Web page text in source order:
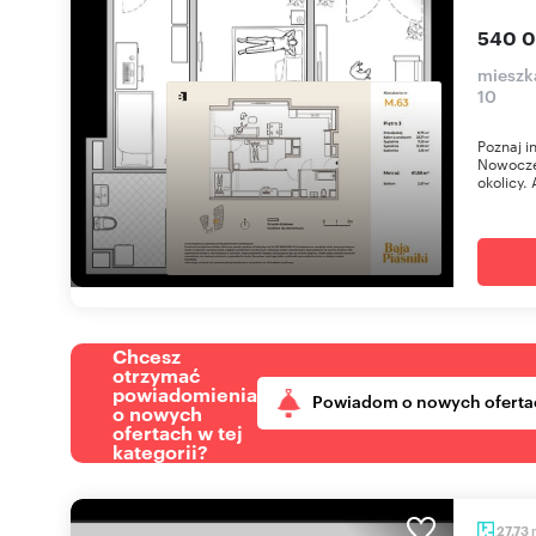
540
10
Poznaj
okolicy.
Chcesz
otrzymać
powiadomienia
o nowych
ofertach w tej
kategorii?
Powiadom o nowych
27,73